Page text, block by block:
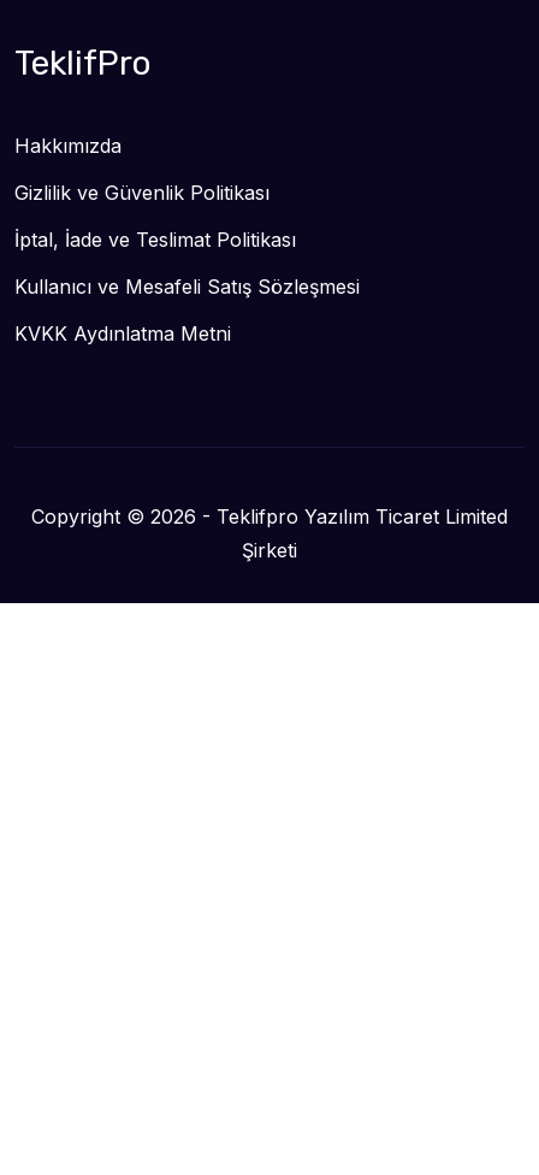
TeklifPro
Hakkımızda
Gizlilik ve Güvenlik Politikası
İptal, İade ve Teslimat Politikası
Kullanıcı ve Mesafeli Satış Sözleşmesi
KVKK Aydınlatma Metni
Copyright © 2026 - Teklifpro Yazılım Ticaret Limited
Şirketi